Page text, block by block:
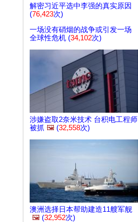
解密习近平选中李强的真实原因
(76,423次)
一场没有硝烟的战争或引发一场
全球性危机 (34,102次)
涉嫌盗取2奈米技术 台积电工程师
被抓 🖼️ (32,558次)
澳洲选择日本帮助建造11艘军舰
🖼️ (32,952次)